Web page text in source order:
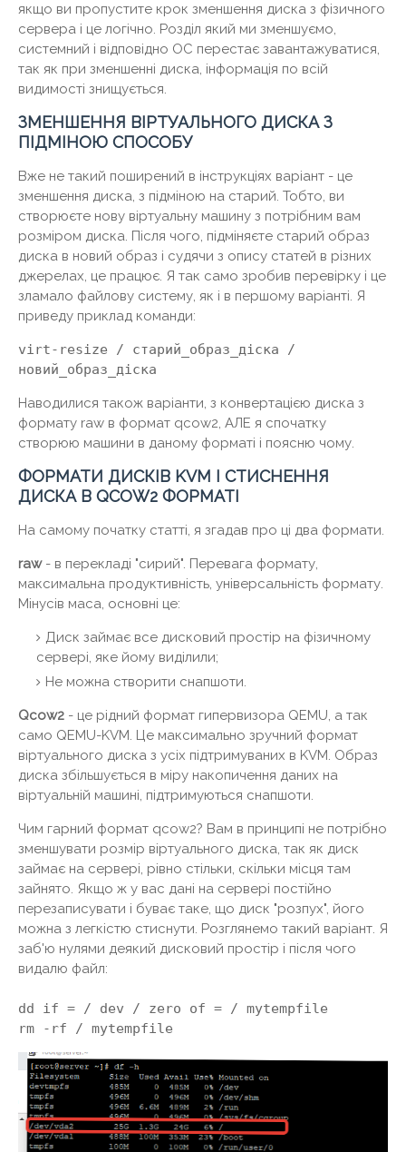
якщо ви пропустите крок зменшення диска з фізичного
сервера і це логічно. Розділ який ми зменшуємо,
системний і відповідно ОС перестає завантажуватися,
так як при зменшенні диска, інформація по всій
видимості знищується.
ЗМЕНШЕННЯ ВІРТУАЛЬНОГО ДИСКА З
ПІДМІНОЮ СПОСОБУ
Вже не такий поширений в інструкціях варіант - це
зменшення диска, з підміною на старий. Тобто, ви
створюєте нову віртуальну машину з потрібним вам
розміром диска. Після чого, підміняєте старий образ
диска в новий образ і судячи з опису статей в різних
джерелах, це працює. Я так само зробив перевірку і це
зламало файлову систему, як і в першому варіанті. Я
приведу приклад команди:
virt-resize / старий_образ_діска /
новий_образ_діска
Наводилися також варіанти, з конвертацією диска з
формату raw в формат qcow2, АЛЕ я спочатку
створюю машини в даному форматі і поясню чому.
ФОРМАТИ ДИСКІВ KVM І СТИСНЕННЯ
ДИСКА В QCOW2 ФОРМАТІ
На самому початку статті, я згадав про ці два формати.
raw- в перекладі "сирий". Перевага формату,
максимальна продуктивність, універсальність формату.
Мінусів маса, основні це:
Диск займає все дисковий простір на фізичному
сервері, яке йому виділили;
Не можна створити снапшоти.
Qcow2 - це рідний формат гипервизора QEMU, а так
само QEMU-KVM. Це максимально зручний формат
віртуального диска з усіх підтримуваних в KVM. Образ
диска збільшується в міру накопичення даних на
віртуальній машині, підтримуються снапшоти.
Чим гарний формат qcow2? Вам в принципі не потрібно
зменшувати розмір віртуального диска, так як диск
займає на сервері, рівно стільки, скільки місця там
зайнято. Якщо ж у вас дані на сервері постійно
перезаписувати і буває таке, що диск "розпух", його
можна з легкістю стиснути. Розглянемо такий варіант. Я
заб'ю нулями деякий дисковий простір і після чого
видалю файл:
dd if = / dev / zero of = / mytempfile
rm -rf / mytempfile